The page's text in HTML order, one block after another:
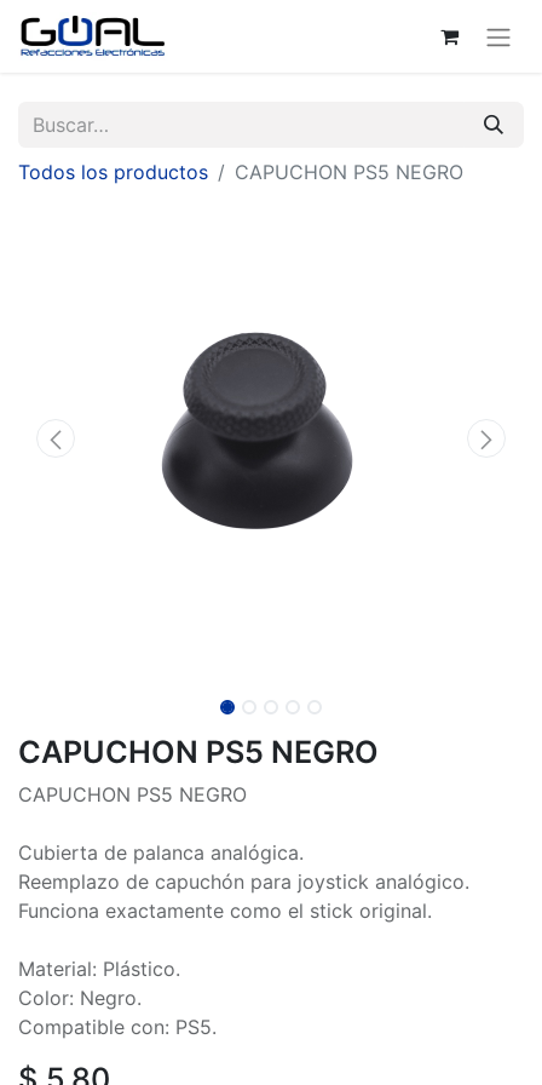
Todos los productos CAPUCHON PS5 NEGRO
CAPUCHON PS5 NEGRO
CAPUCHON PS5 NEGRO
Cubierta de palanca analógica.
Reemplazo de capuchón para joystick analógico.
Funciona exactamente como el stick original.
Material: Plástico.
Color: Negro.
Compatible con: PS5.